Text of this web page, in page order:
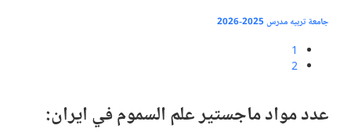
جامعة تربيه مدرس 2025-2026
1
2
عدد مواد ماجستير علم السموم في ايران: